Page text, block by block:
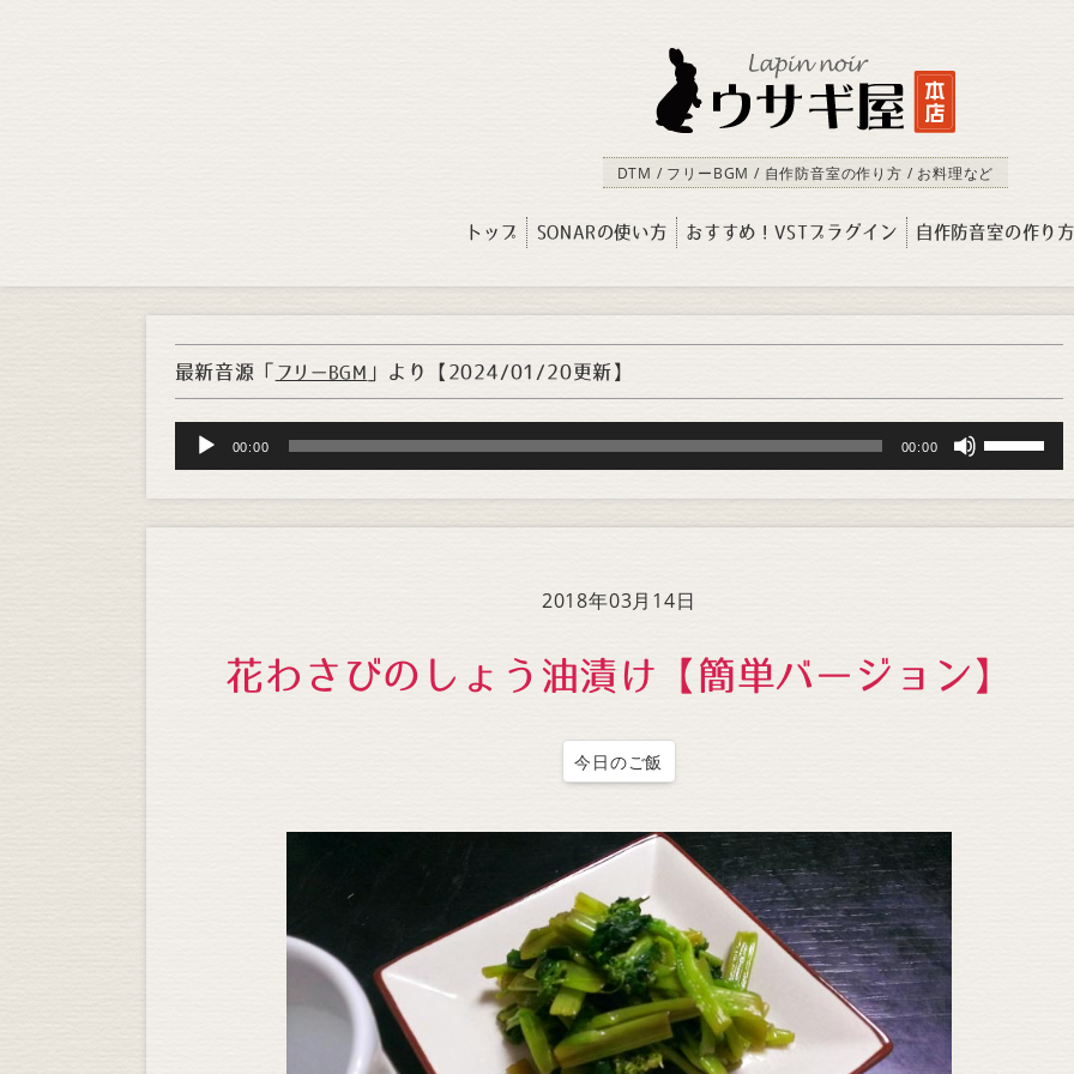
DTM / フリーBGM / 自作防音室の作り方 / お料理など
トップ SONARの使い方 おすすめ！VSTプラグイン 自作防音室の作り
最新音源「 フリーBGM 」より 【2024/01/20更新】
Audio
Player
00:00 00:00
Up/Down
Arrow
keys
volume.
2018年03月14日
花わさびのしょう油漬け【簡単バージョン】
今日のご飯